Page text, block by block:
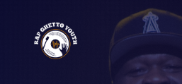
content